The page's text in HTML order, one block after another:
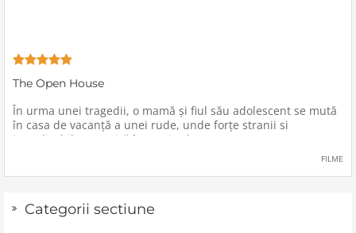
The Open House
În urma unei tragedii, o mamă şi fiul său adolescent se mută
în casa de vacanţă a unei rude, unde forţe stranii si
inexplicabile conspiră împotriva lor.
FILME
Categorii sectiune